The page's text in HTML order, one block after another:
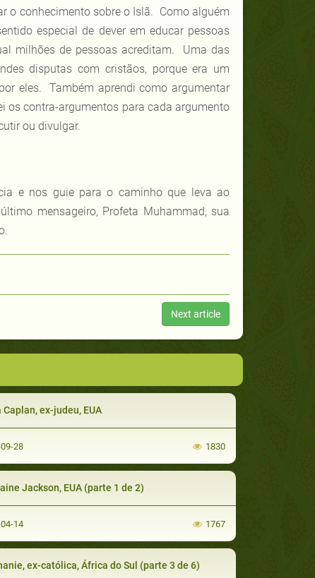
o conhecimento sobre o Islã. Como alguém
especial de dever em educar pessoas
milhões de pessoas acreditam. Uma das
disputas com cristãos, porque era um
eles. Também aprendi como argumentar
os contra-argumentos para cada argumento
ou divulgar.
e nos guie para o caminho que leva ao
mensageiro, Profeta Muhammad, sua
Next article
Caplan, ex-judeu, EUA
28 1830
Jackson, EUA (parte 1 de 2)
14 1767
ex-católica, África do Sul (parte 3 de 6)